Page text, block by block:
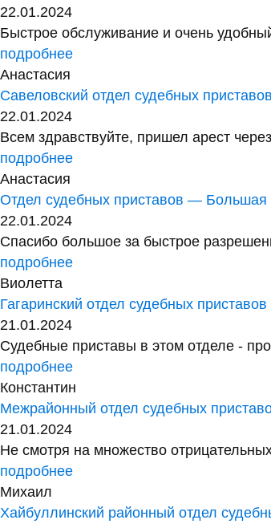
22.01.2024
Быстрое обслуживание и очень
подробнее
Анастасия
Савеловский отдел судебных приставов
22.01.2024
Всем здравствуйте, пришел арест
подробнее
Анастасия
Отдел судебных приставов — Большая
22.01.2024
Спасибо большое за быстрое
подробнее
Виолетта
Гагаринский отдел судебных приставов
21.01.2024
Судебные приставы в этом отделе -
подробнее
Константин
Межрайонный отдел судебных
21.01.2024
Не смотря на множество
подробнее
Михаил
Хайбуллинский районный отдел